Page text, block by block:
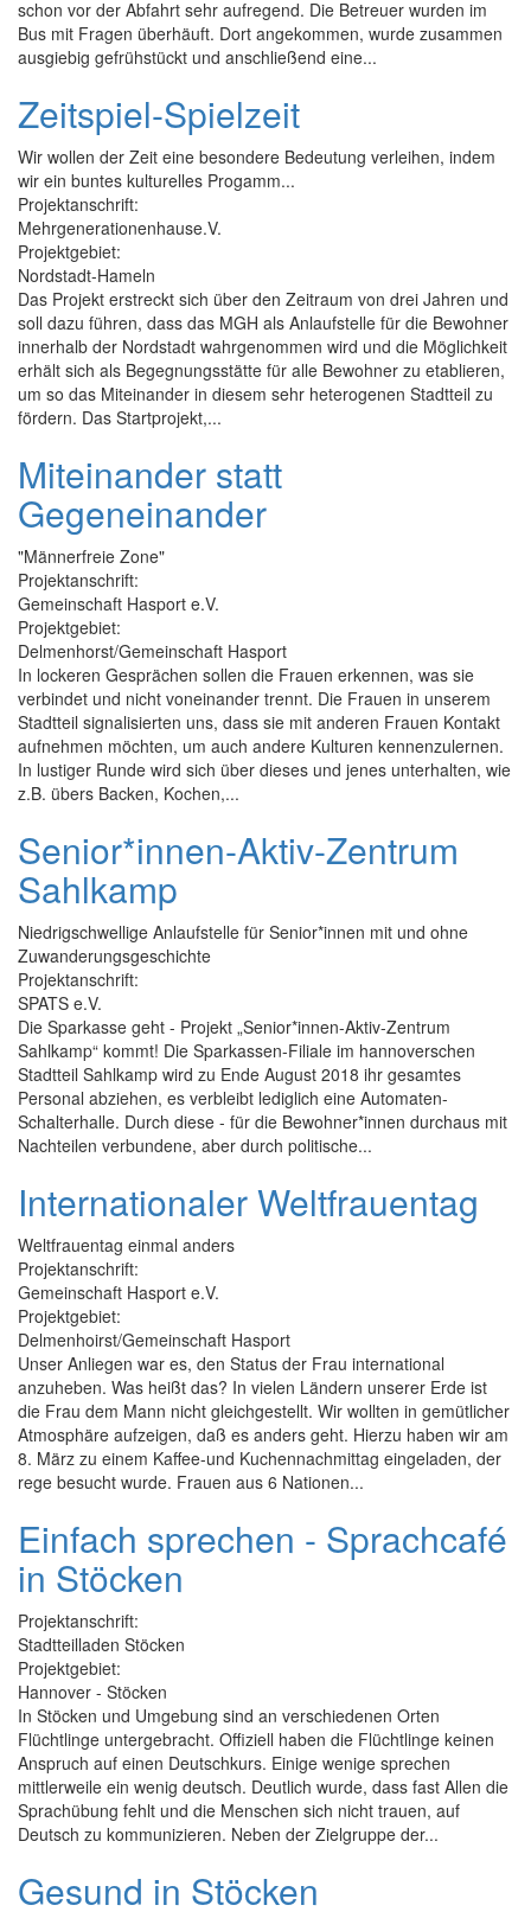
schon vor der Abfahrt sehr aufregend. Die Betreuer wurden im
Bus mit Fragen überhäuft. Dort angekommen, wurde zusammen
ausgiebig gefrühstückt und anschließend eine...
Zeitspiel-Spielzeit
Wir wollen der Zeit eine besondere Bedeutung verleihen, indem
wir ein buntes kulturelles Progamm...
Projektanschrift:
Mehrgenerationenhause.V.
Projektgebiet:
Nordstadt-Hameln
Das Projekt erstreckt sich über den Zeitraum von drei Jahren und
soll dazu führen, dass das MGH als Anlaufstelle für die Bewohner
innerhalb der Nordstadt wahrgenommen wird und die Möglichkeit
erhält sich als Begegnungsstätte für alle Bewohner zu etablieren,
um so das Miteinander in diesem sehr heterogenen Stadtteil zu
fördern. Das Startprojekt,...
Miteinander statt
Gegeneinander
"Männerfreie Zone"
Projektanschrift:
Gemeinschaft Hasport e.V.
Projektgebiet:
Delmenhorst/Gemeinschaft Hasport
In lockeren Gesprächen sollen die Frauen erkennen, was sie
verbindet und nicht voneinander trennt. Die Frauen in unserem
Stadtteil signalisierten uns, dass sie mit anderen Frauen Kontakt
aufnehmen möchten, um auch andere Kulturen kennenzulernen.
In lustiger Runde wird sich über dieses und jenes unterhalten, wie
z.B. übers Backen, Kochen,...
Senior*innen-Aktiv-Zentrum
Sahlkamp
Niedrigschwellige Anlaufstelle für Senior*innen mit und ohne
Zuwanderungsgeschichte
Projektanschrift:
SPATS e.V.
Die Sparkasse geht - Projekt „Senior*innen-Aktiv-Zentrum
Sahlkamp“ kommt! Die Sparkassen-Filiale im hannoverschen
Stadtteil Sahlkamp wird zu Ende August 2018 ihr gesamtes
Personal abziehen, es verbleibt lediglich eine Automaten-
Schalterhalle. Durch diese - für die Bewohner*innen durchaus mit
Nachteilen verbundene, aber durch politische...
Internationaler Weltfrauentag
Weltfrauentag einmal anders
Projektanschrift:
Gemeinschaft Hasport e.V.
Projektgebiet:
Delmenhoirst/Gemeinschaft Hasport
Unser Anliegen war es, den Status der Frau international
anzuheben. Was heißt das? In vielen Ländern unserer Erde ist
die Frau dem Mann nicht gleichgestellt. Wir wollten in gemütlicher
Atmosphäre aufzeigen, daß es anders geht. Hierzu haben wir am
8. März zu einem Kaffee-und Kuchennachmittag eingeladen, der
rege besucht wurde. Frauen aus 6 Nationen...
Einfach sprechen - Sprachcafé
in Stöcken
Projektanschrift:
Stadtteilladen Stöcken
Projektgebiet:
Hannover - Stöcken
In Stöcken und Umgebung sind an verschiedenen Orten
Flüchtlinge untergebracht. Offiziell haben die Flüchtlinge keinen
Anspruch auf einen Deutschkurs. Einige wenige sprechen
mittlerweile ein wenig deutsch. Deutlich wurde, dass fast Allen die
Sprachübung fehlt und die Menschen sich nicht trauen, auf
Deutsch zu kommunizieren. Neben der Zielgruppe der...
Gesund in Stöcken